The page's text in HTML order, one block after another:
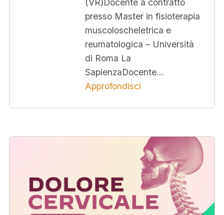
(VR)Docente a contratto
presso Master in fisioterapia
muscoloscheletrica e
reumatologica – Università
di Roma La
SapienzaDocente…
Approfondisci